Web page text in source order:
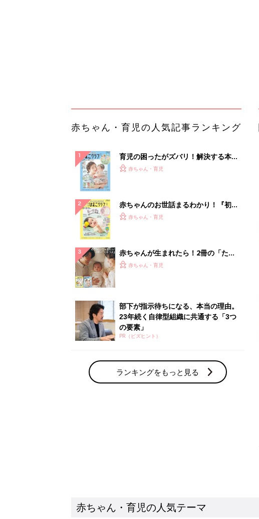
23年続く自律型組織に共通する「3つ
の要素」
PR（ビズヒント）
ランキングをもっと見る
赤ちゃん・育児の人気テーマ
育児日記・マンガ